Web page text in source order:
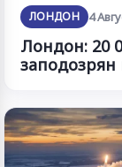
ЛОНДОН 4
Лондон: 20
заподозрян